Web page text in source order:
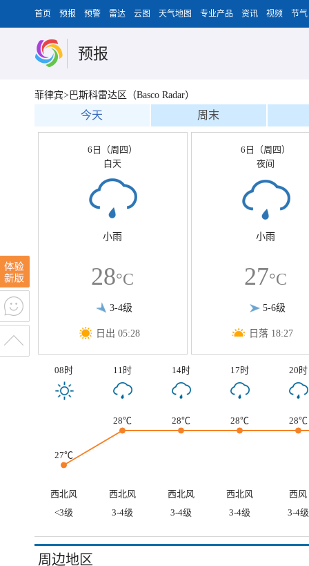
首页 预报 预警 雷达 云图 天气地图 专业产品 资讯 视频 节气
预报
菲律宾>巴斯科雷达区（Basco Radar）
今天 周末
6日（周四）
白天
小雨
28°C
3-4级
日出 05:28
6日（周四）
夜间
小雨
27°C
5-6级
日落 18:27
08时 11时 14时 17时 20时
27℃
28℃ 28℃ 28℃ 28℃
西北风 西北风 西北风 西北风
西风
<3级
3-4级 3-4级 3-4级 3-4级
周边地区